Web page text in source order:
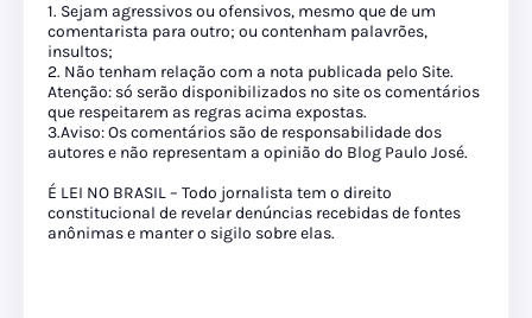
1. Sejam agressivos ou ofensivos, mesmo que de um
comentarista para outro; ou contenham palavrões,
insultos;
2. Não tenham relação com a nota publicada pelo Site.
Atenção: só serão disponibilizados no site os comentários
que respeitarem as regras acima expostas.
3.Aviso: Os comentários são de responsabilidade dos
autores e não representam a opinião do Blog Paulo José.
É LEI NO BRASIL – Todo jornalista tem o direito
constitucional de revelar denúncias recebidas de fontes
anônimas e manter o sigilo sobre elas.